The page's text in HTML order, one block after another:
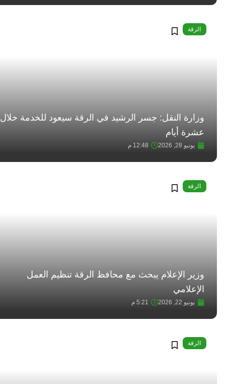
الرقة
وزارة النقل: جسر الرشيد في الرقة سيعود للخدمة خلال
عشرة أيام
يونيو 28, 2026 12:48 م
الرقة
وزير الإعلام يبحث مع محافظ الرقة تنظيم العمل
الإعلامي
يونيو 22, 2026 5:21 م
الرقة